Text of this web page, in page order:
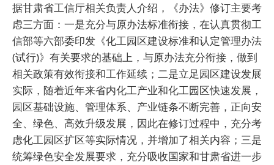
据甘肃省工信厅相关负责人介绍，《办法》修订主要考
虑三方面：一是充分与原办法标准衔接，在认真贯彻工
信部等六部委印发《化工园区建设标准和认定管理办法
(试行)》有关要求的基础上，与原办法充分衔接，做到
相关政策有效衔接和工作延续；二是立足园区建设发展
实际，随着近年来省内化工产业和化工园区快速发展，
园区基础设施、管理体系、产业链条不断完善，正向安
全、绿色、高效升级发展，因此在修订过程中，充分考
虑化工园区扩区等实际情况，并增加了相关内容；三是
统筹绿色安全发展要求，充分吸收国家和甘肃省进一步